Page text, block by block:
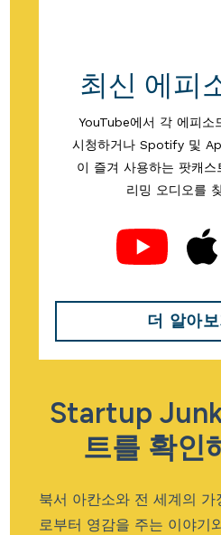
최신 에피
YouTube에서 각 에피소
시청하거나 Spotify 및
이 즐겨 사용하는 팟캐스
리밍 오디오를
더 알아보
Startup
트를 확인
북서 아칸소와 전 세계의
로부터 영감을 주는 이야기